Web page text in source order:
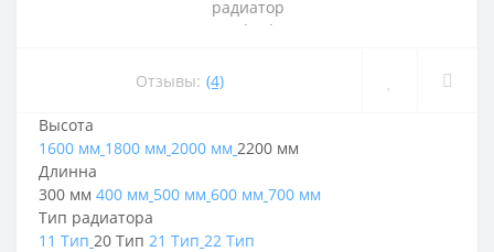
Отзывы: (4)
Высота
1600 мм 1800 мм 2000 мм 2200 мм
Длинна
300 мм 400 мм 500 мм 600 мм 700 мм
Тип радиатора
11 Тип 20 Тип 21 Тип 22 Тип